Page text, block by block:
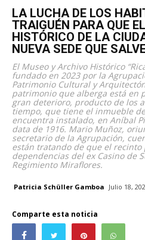
LA LUCHA DE LOS
TRAIGUÉN PARA QUE
HISTÓRICO DE LA
NUEVA SEDE QUE
El Museo y Archivo Histórico
fundado en 2023 por la
Patrimonio Cultural y
patrimonio que alberga está en
gran deterioro, producto de los
tiempo, que tiene el inmueble
encuentra instalado, en Aníbal
data de 1916. Mario Muñoz,
secretario de la Agrupación,
están tratando de que el
dependencias del ex Casino de
Regimiento Miraflores.
Patricia Schüller Gamboa Julio 18,
Comparte esta noticia